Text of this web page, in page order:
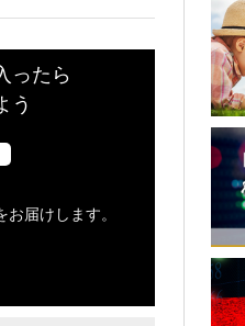
ったら
う
届けします。